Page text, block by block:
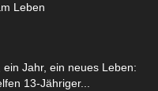
Leben
Jahr, ein neues Leben:
13-Jähriger...